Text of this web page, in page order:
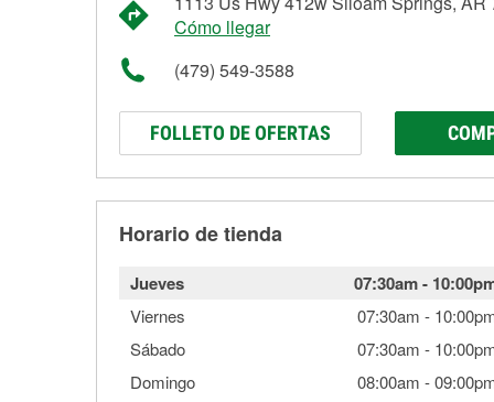
Cómo llegar
(479) 549-3588
FOLLETO DE OFERTAS
Horario de tienda
Jueves 07:30am-
Viernes 07:30am -
Sábado
07:30am -
Domingo
08:00am -